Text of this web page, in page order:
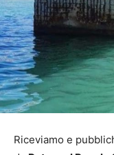
Riceviamo e